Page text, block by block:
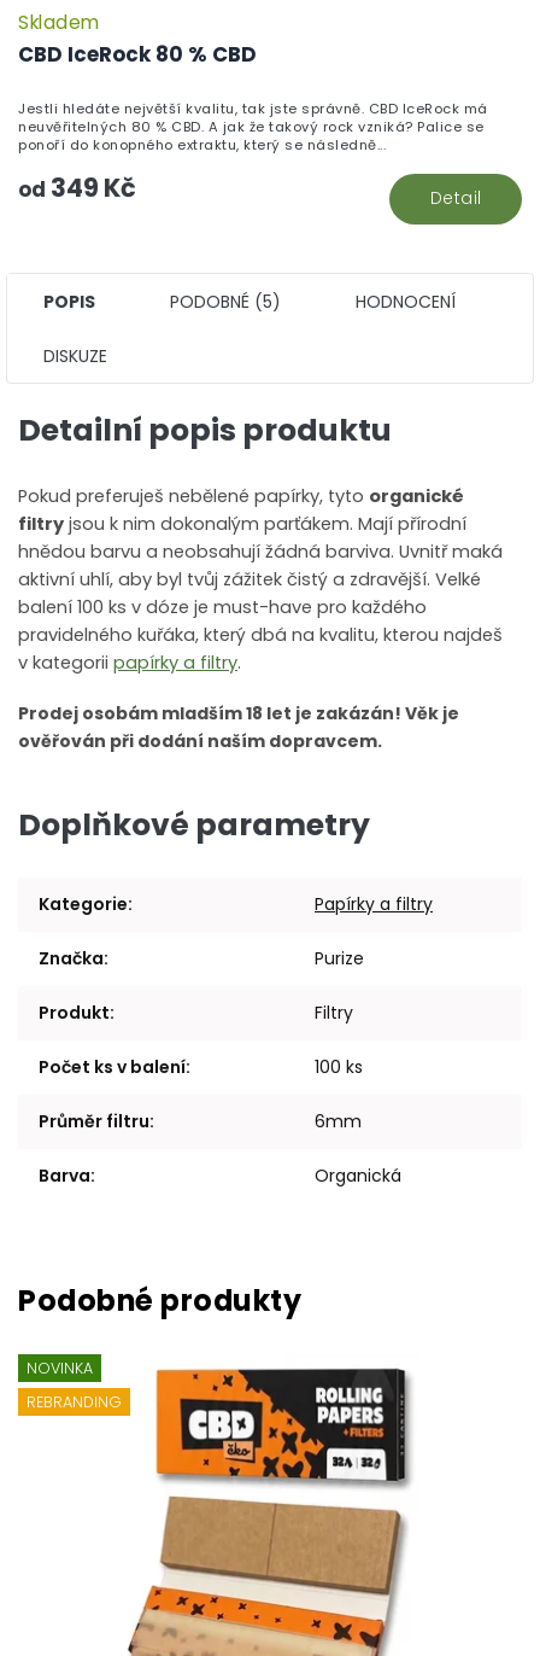
CBD IceRock 80 % CBD
Skladem
od 349 Kč Detail
Jestli hledáte největší kvalitu, tak jste správně. CBD IceRock má
neuvěřitelných 80 % CBD. A jak že takový rock vzniká? Palice se
ponoří do konopného extraktu, který se následně...
POPIS PODOBNÉ (5) HODNOCENÍ
DISKUZE
Detailní popis produktu
Pokud preferuješ nebělené papírky, tyto organické
filtry jsou k nim dokonalým parťákem. Mají přírodní
hnědou barvu a neobsahují žádná barviva. Uvnitř maká
aktivní uhlí, aby byl tvůj zážitek čistý a zdravější. Velké
balení 100 ks v dóze je must-have pro každého
pravidelného kuřáka, který dbá na kvalitu, kterou najdeš
v kategorii papírky a filtry.
Prodej osobám mladším 18 let je zakázán! Věk je
ověřován při dodání naším dopravcem.
Doplňkové parametry
Kategorie: Papírky a filtry
Značka: Purize
Produkt: Filtry
Počet ks v balení: 100 ks
Průměr filtru: 6mm
Barva: Organická
NOVINKA
REBRANDING